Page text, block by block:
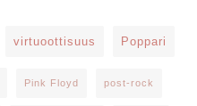
virtuoottisuus Poppari
Pink Floyd post-rock